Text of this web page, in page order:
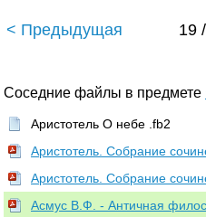
< Предыдущая 19
Соседние файлы в предмете
Аристотель О небе .fb2
Аристотель. Собрание
Аристотель. Собрание
Асмус В.Ф. - Античная